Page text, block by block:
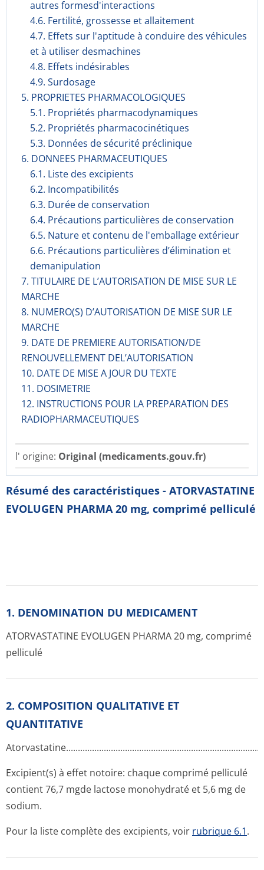
autres formesd'interactions
4.6. Fertilité, grossesse et allaitement
4.7. Effets sur l'aptitude à conduire des véhicules
et à utiliser desmachines
4.8. Effets indésirables
4.9. Surdosage
5. PROPRIETES PHARMACOLOGIQUES
5.1. Propriétés pharmacodynami­ques
5.2. Propriétés pharmacocinéti­ques
5.3. Données de sécurité préclinique
6. DONNEES PHARMACEUTIQUES
6.1. Liste des excipients
6.2. Incompati­bilités
6.3. Durée de conservation
6.4. Précautions particulières de conservation
6.5. Nature et contenu de l'emballage extérieur
6.6. Précautions particulières d’élimination et
demanipulation
7. TITULAIRE DE L’AUTORISATION DE MISE SUR LE
MARCHE
8. NUMERO(S) D’AUTORISATION DE MISE SUR LE
MARCHE
9. DATE DE PREMIERE AUTORISATION/DE
RENOUVELLEMENT DEL’AUTORISATION
10. DATE DE MISE A JOUR DU TEXTE
11. DOSIMETRIE
12. INSTRUCTIONS POUR LA PREPARATION DES
RADIOPHARMACE­UTIQUES
l' origine: Original (medicaments.gouv.fr)
Résumé des caractéristiques - ATORVASTATINE
EVOLUGEN PHARMA 20 mg, comprimé pelliculé
1. DENOMINATION DU MEDICAMENT
ATORVASTATINE EVOLUGEN PHARMA 20 mg, comprimé
pelliculé
2. COMPOSITION QUALITATIVE ET
QUANTITATIVE
Excipient(s) à effet notoire: chaque comprimé pelliculé
contient 76,7 mgde lactose monohydraté et 5,6 mg de
sodium.
Pour la liste complète des excipients, voir rubrique 6.1.